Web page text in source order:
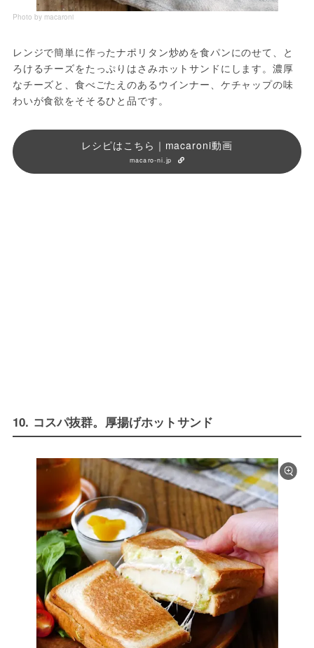
Photo by macaroni
レンジで簡単に作ったナポリタン炒めを食パンにのせて、と
ろけるチーズをたっぷりはさみホットサンドにします。濃厚
なチーズと、食べごたえのあるウインナー、ケチャップの味
わいが食欲をそそるひと品です。
レシピはこちら｜macaroni動画
macaro-ni.jp
10. コスパ抜群。厚揚げホットサンド